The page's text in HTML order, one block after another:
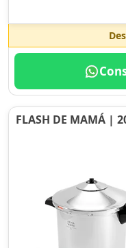
FLASH DE MAMÁ |